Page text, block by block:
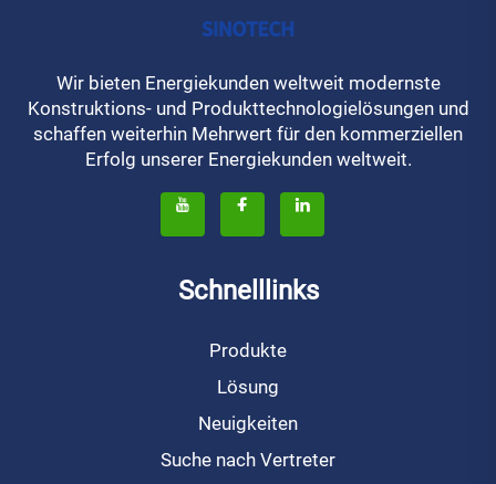
Wir bieten Energiekunden weltweit modernste
Konstruktions- und Produkttechnologielösungen und
schaffen weiterhin Mehrwert für den kommerziellen
Erfolg unserer Energiekunden weltweit.
Schnelllinks
Produkte
Lösung
Neuigkeiten
Suche nach Vertreter